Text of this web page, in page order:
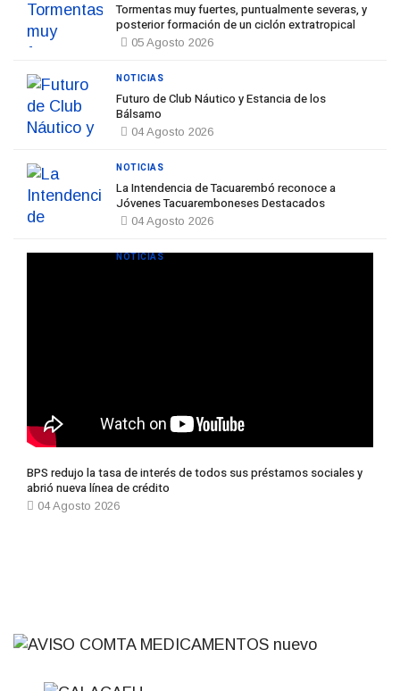
Tormentas muy fuertes, puntualmente severas, y
posterior formación de un ciclón extratropical
05 Agosto 2026
Futuro de Club Náutico y Estancia de los
Bálsamo
04 Agosto 2026
NOTICIAS
La Intendencia de Tacuarembó reconoce a
Jóvenes Tacuaremboneses Destacados
04 Agosto 2026
NOTICIAS
BPS redujo la tasa de interés de todos sus préstamos sociales y
abrió nueva línea de crédito
04 Agosto 2026
NOTICIAS